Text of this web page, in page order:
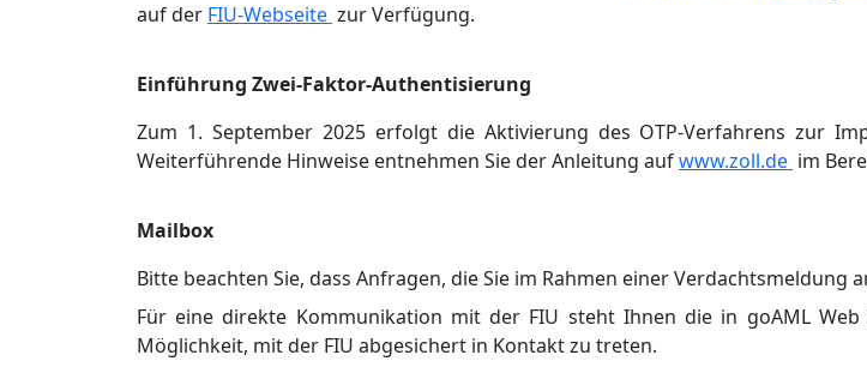
auf der FIU-Webseite zur Verfügung.
Einführung Zwei-Faktor-Authentisierung
Zum 1. September 2025 erfolgt die Aktivierung des OTP-Verfahrens zur
Weiterführende Hinweise entnehmen Sie der Anleitung aufwww.zoll.de im
Mailbox
Bitte beachten Sie, dass Anfragen, die Sie im Rahmen einer
Für eine direkte Kommunikation mit der FIU steht Ihnen die in goAML
Möglichkeit, mit der FIU abgesichert in Kontakt zu treten.